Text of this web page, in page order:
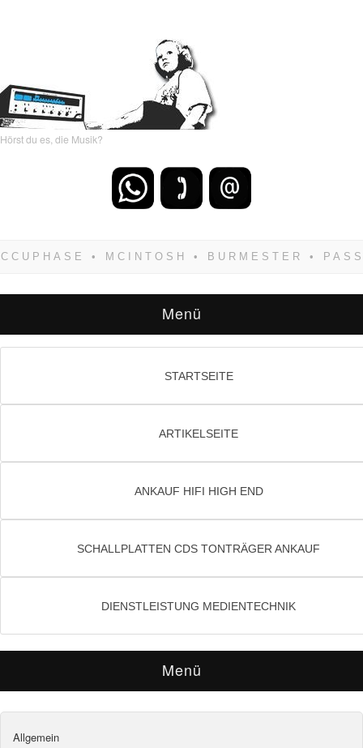
Hörst du es, die Musik?
zwangsläufig siegen! Und noch was: Hifi
Menü
STARTSEITE
ARTIKELSEITE
ANKAUF HIFI HIGH END
SCHALLPLATTEN CDS TONTRÄGER ANKAUF
DIENSTLEISTUNG MEDIENTECHNIK
Menü
Allgemein